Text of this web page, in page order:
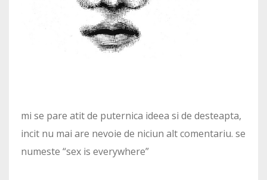
mi se pare atit de puternica ideea si de desteapta,
incit nu mai are nevoie de niciun alt comentariu. se
numeste “sex is everywhere”